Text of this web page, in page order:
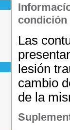
condición
Las
lesión
cambio
de la